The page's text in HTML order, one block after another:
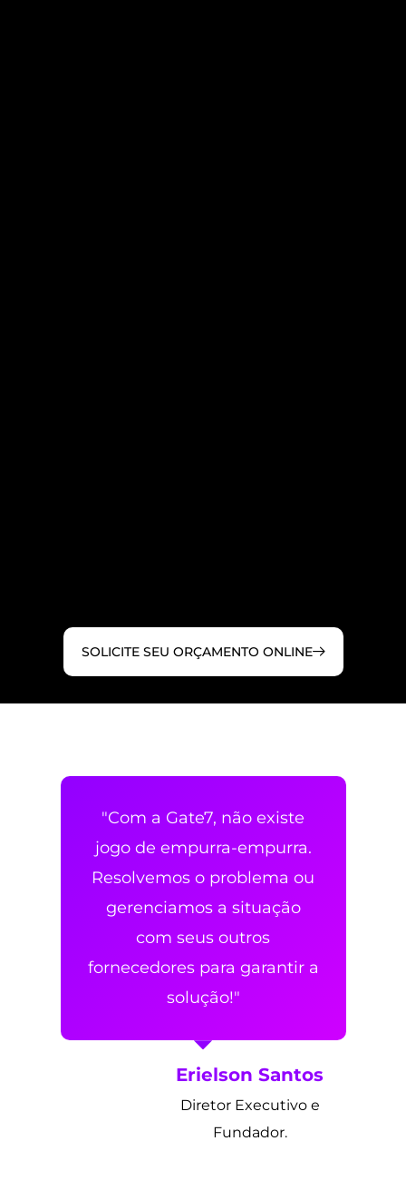
SOLICITE SEU ORÇAMENTO ONLINE
"Com a Gate7, não existe
jogo de empurra-empurra.
Resolvemos o problema ou
gerenciamos a situação
com seus outros
fornecedores para garantir a
solução!"
Erielson Santos
Diretor Executivo e
Fundador.